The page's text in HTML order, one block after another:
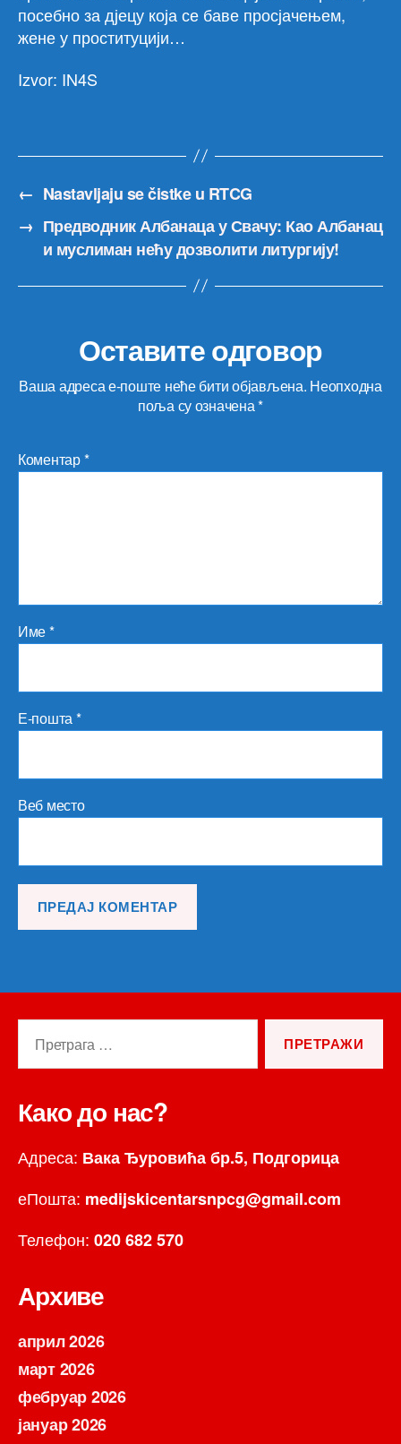
посебно за дјецу која се баве просјачењем,
жене у проституцији…
Izvor: IN4S
← Nastavljaju se čistke u RTCG
→ Предводник Албанаца у Свачу: Као Албанац
и муслиман нећу дозволити литургију!
Оставите одговор
Ваша адреса е-поште неће бити објављена. Неопходна
поља су означена*
Коментар*
Име*
Е-пошта*
Веб место
Како до нас?
Адреса: Вака Ђуровића бр.5, Подгорица
еПошта: medijskicentarsnpcg@gmail.com
Телефон: 020 682 570
Архиве
април 2026
март 2026
фебруар 2026
јануар 2026